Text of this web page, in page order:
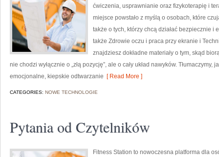
ćwiczenia, usprawnianie oraz fizykoterapię i
miejsce powstało z myślą o osobach, które
także o tych, którzy chcą działać bezpiecznie
także Zdrowie oczu i praca przy ekranie i
znajdziesz dokładne materiały o tym, skąd
nie chodzi wyłącznie o „złą pozycję”, ale o cały układ nawyków.
emocjonalne, kiepskie odtwarzanie [ Read More ]
CATEGORIES: NOWE TECHNOLOGIE
Pytania od Czytelników
Fitness Station to nowoczesna platforma dla